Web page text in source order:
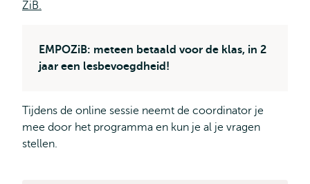
ZiB.
EMPOZiB: meteen betaald voor de klas, in 2
jaar een lesbevoegdheid!
Tijdens de online sessie neemt de coordinator je
mee door het programma en kun je al je vragen
stellen.